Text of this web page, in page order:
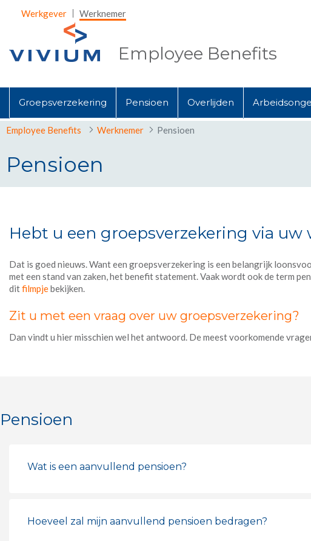
Skip to Main Content
Werkgever Werknemer
Employee Benefits
Groepsverzekering Pensioen Overlijden
Employee Benefits Werknemer Pensioen
Pensioen
Hebt u een groepsverzekering via uw
Dat is goed nieuws. Want een groepsverzekering is een belangrijk
met een stand van zaken, het benefit statement. Vaak wordt ook de term
ditfilmpjebekijken.
Zit u met een vraag over uw groepsverzekering?
Dan vindt u hier misschien wel het antwoord. De meest voorkomende
Pensioen
Wat is een aanvullend pensioen?
Hoeveel zal mijn aanvullend pensioen bedragen?